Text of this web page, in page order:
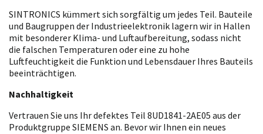
SINTRONICS kümmert sich sorgfältig um jedes Teil. Bauteile
und Baugruppen der Industrieelektronik lagern wir in Hallen
mit besonderer Klima- und Luftaufbereitung, sodass nicht
die falschen Temperaturen oder eine zu hohe
Luftfeuchtigkeit die Funktion und Lebensdauer Ihres Bauteils
beeinträchtigen.
Nachhaltigkeit
Vertrauen Sie uns Ihr defektes Teil 8UD1841-2AE05 aus der
Produktgruppe SIEMENS an. Bevor wir Ihnen ein neues